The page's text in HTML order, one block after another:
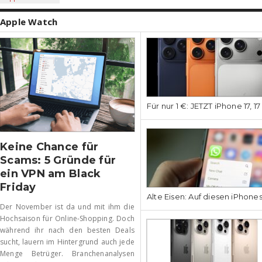
Apple Watch
Keine Chance für
Scams: 5 Gründe für
ein VPN am Black
Friday
Der November ist da und mit ihm die
Hochsaison für Online-Shopping. Doch
während ihr nach den besten Deals
sucht, lauern im Hintergrund auch jede
Menge Betrüger. Branchenanalysen
Für nur 1 €: JETZT iPhone 17,
Alte Eisen: Auf diesen